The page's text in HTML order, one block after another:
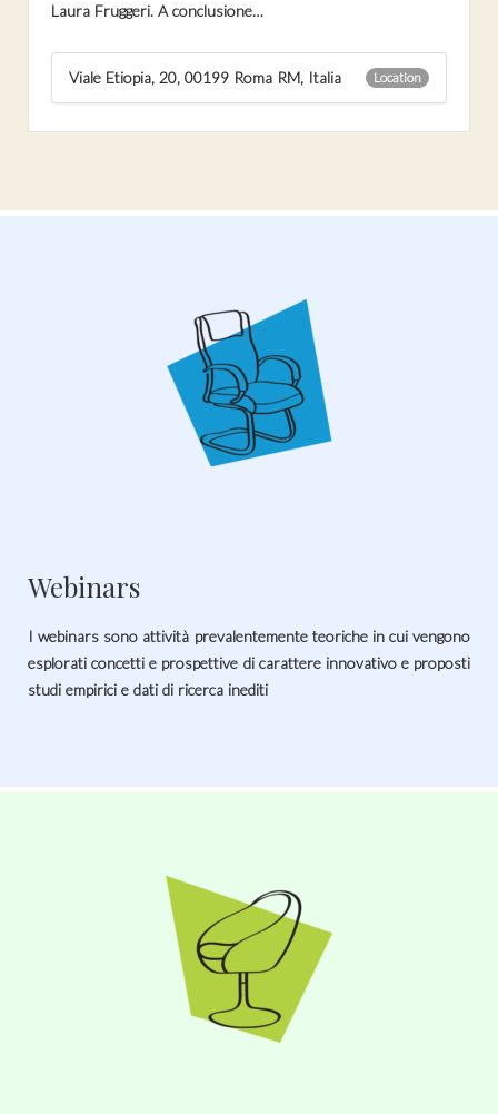
Laura Fruggeri. A conclusione…
Viale Etiopia, 20, 00199 Roma RM, Italia Location
Webinars
I webinars sono attività prevalentemente teoriche in cui vengono
esplorati concetti e prospettive di carattere innovativo e proposti
studi empirici e dati di ricerca inediti